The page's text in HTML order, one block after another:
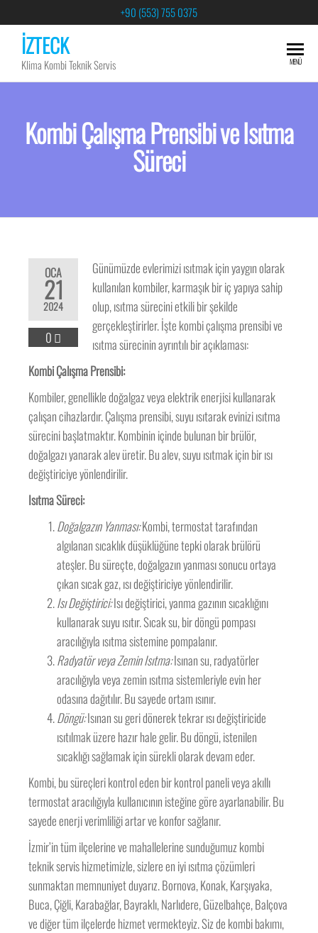
+90 (553) 755 0375
İZTECK
Klima Kombi Teknik Servis MENÜ
Kombi Çalışma Prensibi ve Isıtma
Süreci
OCA
21
2024
0
Günümüzde evlerimizi ısıtmak için yaygın olarak
kullanılan kombiler, karmaşık bir iç yapıya sahip
olup, ısıtma sürecini etkili bir şekilde
gerçekleştirirler. İşte kombi çalışma prensibi ve
ısıtma sürecinin ayrıntılı bir açıklaması:
Kombi Çalışma Prensibi:
Kombiler, genellikle doğalgaz veya elektrik enerjisi kullanarak
çalışan cihazlardır. Çalışma prensibi, suyu ısıtarak evinizi ısıtma
sürecini başlatmaktır. Kombinin içinde bulunan bir brülör,
doğalgazı yanarak alev üretir. Bu alev, suyu ısıtmak için bir ısı
değiştiriciye yönlendirilir.
Isıtma Süreci:
Doğalgazın Yanması:Kombi, termostat tarafından
algılanan sıcaklık düşüklüğüne tepki olarak brülörü
ateşler. Bu süreçte, doğalgazın yanması sonucu ortaya
çıkan sıcak gaz, ısı değiştiriciye yönlendirilir.
Isı Değiştirici:Isı değiştirici, yanma gazının sıcaklığını
kullanarak suyu ısıtır. Sıcak su, bir döngü pompası
aracılığıyla ısıtma sistemine pompalanır.
Radyatör veya Zemin Isıtma:Isınan su, radyatörler
aracılığıyla veya zemin ısıtma sistemleriyle evin her
odasına dağıtılır. Bu sayede ortam ısınır.
Döngü:Isınan su geri dönerek tekrar ısı değiştiricide
ısıtılmak üzere hazır hale gelir. Bu döngü, istenilen
sıcaklığı sağlamak için sürekli olarak devam eder.
Kombi, bu süreçleri kontrol eden bir kontrol paneli veya akıllı
termostat aracılığıyla kullanıcının isteğine göre ayarlanabilir. Bu
sayede enerji verimliliği artar ve konfor sağlanır.
İzmir’in tüm ilçelerine ve mahallelerine sunduğumuz kombi
teknik servis hizmetimizle, sizlere en iyi ısıtma çözümleri
sunmaktan memnuniyet duyarız. Bornova, Konak, Karşıyaka,
Buca, Çiğli, Karabağlar, Bayraklı, Narlıdere, Güzelbahçe, Balçova
ve diğer tüm ilçelerde hizmet vermekteyiz. Siz de kombi bakımı,